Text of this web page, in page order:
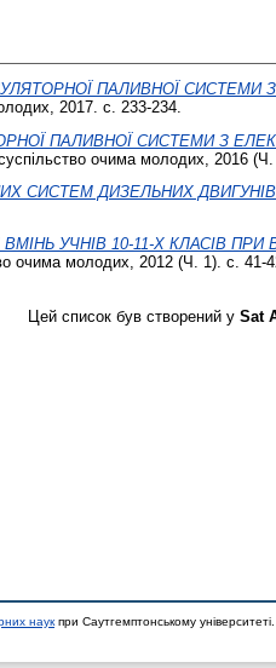
ПАЛИВНОЇ СИСТЕМИ
2017. с. 233-234.
ПАЛИВНОЇ СИСТЕМИ З
очима молодих, 2016 (Ч.
СИСТЕМ ДИЗЕЛЬНИХ
УЧНІВ 10-11-Х КЛАСІВ ПРИ
очима молодих, 2012 (Ч. 1). с. 41-
Цей список був створений у Sat
наук при Саутгемптонському університеті.